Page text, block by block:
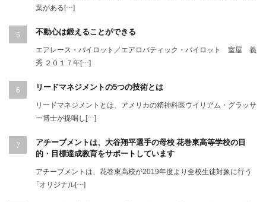
葉がある[…]
不動心は鍛えることができる
エアレース・パイロット／エアロバティック・パイロット 室屋 義
秀 ２０１７年[…]
リードマネジメントの5つの技術とは
リードマネジメントとは、アメリカの精神科医ウイリアム・グラッサ
ー博士が提唱し[…]
アチーブメントは、大谷翔平選手の母校 花巻東高等学校の目
的・目標達成教育をサポートしています
アチーブメントは、花巻東高校が2019年度より全校生徒対象に行う
「オリジナル[…]